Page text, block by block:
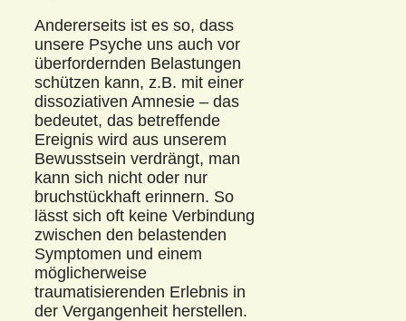
Andererseits ist es so, dass
unsere Psyche uns auch vor
überfordernden Belastungen
schützen kann, z.B. mit einer
dissoziativen Amnesie – das
bedeutet, das betreffende
Ereignis wird aus unserem
Bewusstsein verdrängt, man
kann sich nicht oder nur
bruchstückhaft erinnern. So
lässt sich oft keine Verbindung
zwischen den belastenden
Symptomen und einem
möglicherweise
traumatisierenden Erlebnis in
der Vergangenheit herstellen.